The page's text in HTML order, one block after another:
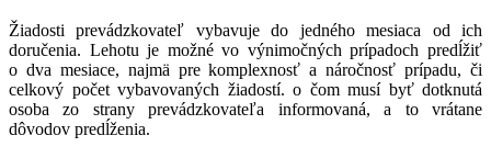
Žiadosti prevádzkovateľ vybavuje do jedného mesiaca od ich
doručenia. Lehotu je možné vo výnimočných prípadoch predĺžiť
o dva mesiace, najmä pre komplexnosť a náročnosť prípadu, či
celkový počet vybavovaných žiadostí. o čom musí byť dotknutá
osoba zo strany prevádzkovateľa informovaná, a to vrátane
dôvodov predĺženia.